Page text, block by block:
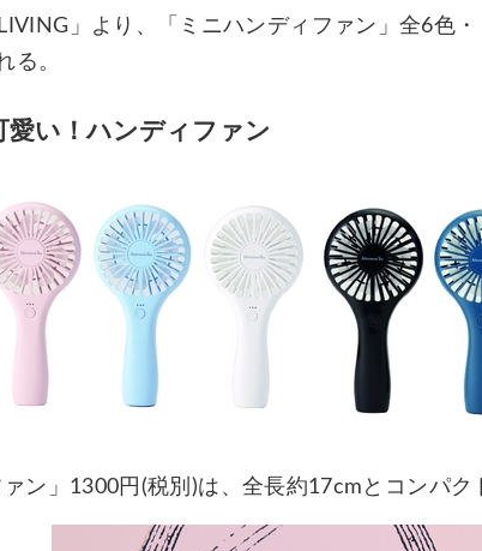
」より、「ミニハンディファン」全6色
る。
愛い！ハンディファン
ァン」1300円(税別)は、全長約17cmとコンパク